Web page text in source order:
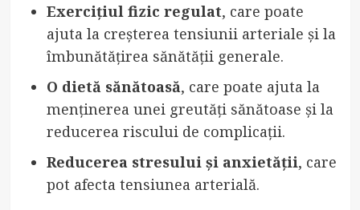
Exercițiul fizic regulat, care poate
ajuta la creșterea tensiunii arteriale și la
îmbunătățirea sănătății generale.
O dietă sănătoasă, care poate ajuta la
menținerea unei greutăți sănătoase și la
reducerea riscului de complicații.
Reducerea stresului și anxietății, care
pot afecta tensiunea arterială.